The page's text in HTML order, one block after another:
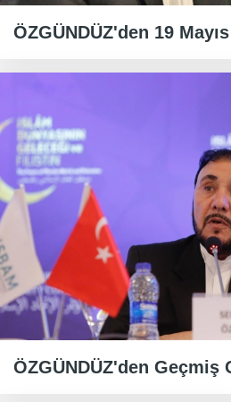
ÖZGÜNDÜZ'den 19
ÖZGÜNDÜZ'den Geçmiş